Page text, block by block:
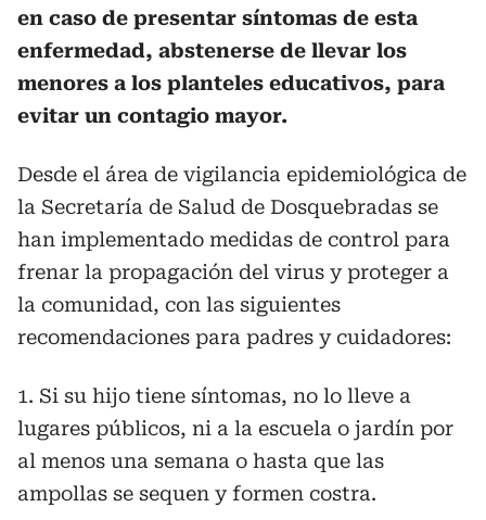
en caso de presentar síntomas de esta
enfermedad, abstenerse de llevar los
menores a los planteles educativos, para
evitar un contagio mayor.
Desde el área de vigilancia epidemiológica de
la Secretaría de Salud de Dosquebradas se
han implementado medidas de control para
frenar la propagación del virus y proteger a
la comunidad, con las siguientes
recomendaciones para padres y cuidadores:
1. Si su hijo tiene síntomas, no lo lleve a
lugares públicos, ni a la escuela o jardín por
al menos una semana o hasta que las
ampollas se sequen y formen costra.